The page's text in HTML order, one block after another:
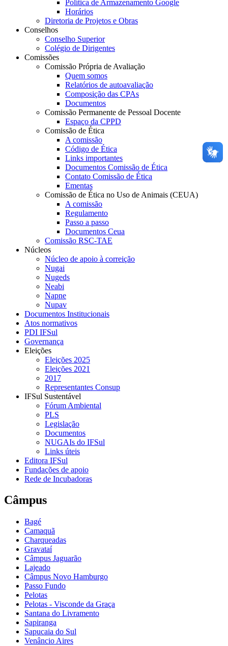
Política de Armazenamento Google
Horários
Diretoria de Projetos e Obras
Conselhos
Conselho Superior
Colégio de Dirigentes
Comissões
Comissão Própria de Avaliação
Quem somos
Relatórios de autoavaliação
Composição das CPAs
Documentos
Comissão Permanente de Pessoal Docente
Espaço da CPPD
Comissão de Ética
A comissão
Código de Ética
Links importantes
Documentos Comissão de Ética
Contato Comissão de Ética
Ementas
Comissão de Ética no Uso de Animais (CEUA)
A comissão
Regulamento
Passo a passo
Documentos Ceua
Comissão RSC-TAE
Núcleos
Núcleo de apoio à correição
Nugai
Nugeds
Neabi
Napne
Nupav
Documentos Institucionais
Atos normativos
PDI IFSul
Governança
Eleições
Eleições 2025
Eleições 2021
2017
Representantes Consup
IFSul Sustentável
Fórum Ambiental
PLS
Legislação
Documentos
NUGAIs do IFSul
Links úteis
Editora IFSul
Fundações de apoio
Rede de Incubadoras
Câmpus
Bagé
Camaquã
Charqueadas
Gravataí
Câmpus Jaguarão
Lajeado
Câmpus Novo Hamburgo
Passo Fundo
Pelotas
Pelotas - Visconde da Graça
Santana do Livramento
Sapiranga
Sapucaia do Sul
Venâncio Aires